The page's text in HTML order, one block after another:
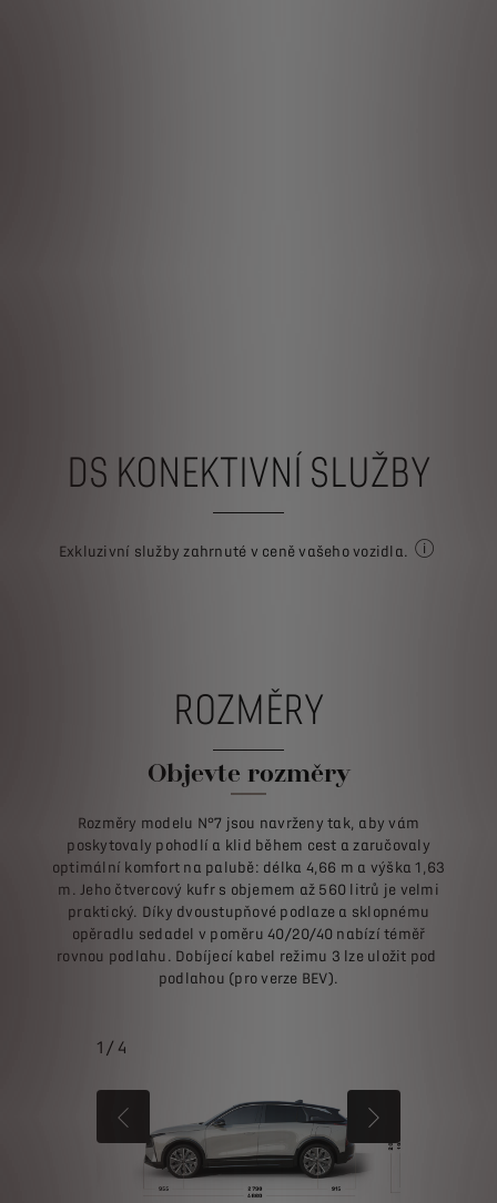
DS KONEKTIVNÍ SLUŽBY
Exkluzivní služby zahrnuté v ceně vašeho vozidla.
ROZMĚRY
Objevte rozměry
Rozměry modelu N°7 jsou navrženy tak, aby vám
poskytovaly pohodlí a klid během cest a zaručovaly
optimální komfort na palubě: délka 4,66 m a výška 1,63
m. Jeho čtvercový kufr s objemem až 560 litrů je velmi
praktický. Díky dvoustupňové podlaze a sklopnému
opěradlu sedadel v poměru 40/20/40 nabízí téměř
rovnou podlahu. Dobíjecí kabel režimu 3 lze uložit pod
podlahou (pro verze BEV).
PŘEDCHOZÍ
1 / 4
DALŠÍ